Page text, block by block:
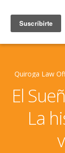
Quiroga Law
El
La